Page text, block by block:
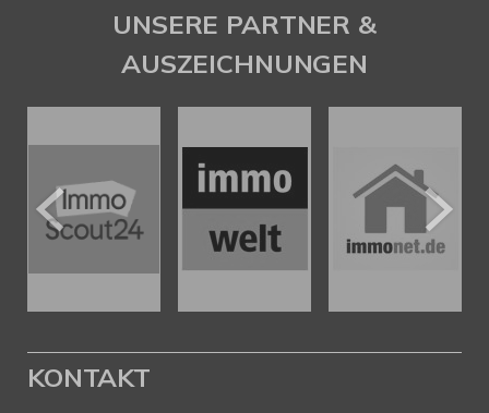
UNSERE PARTNER &
AUSZEICHNUNGEN
KONTAKT